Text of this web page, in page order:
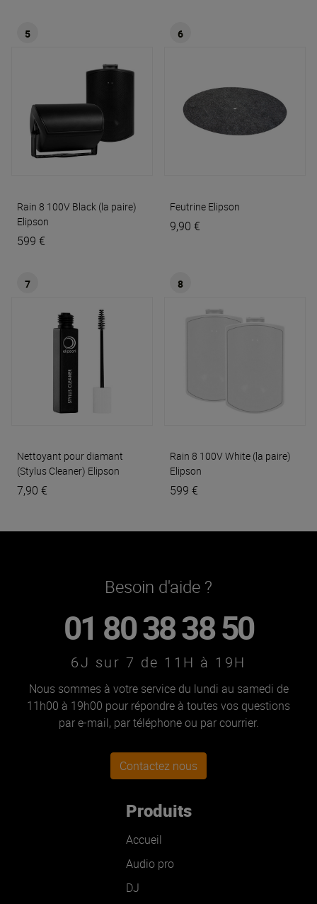
5
Rain 8 100V Black (la paire)
Elipson
599 €
6
Feutrine Elipson
9,90 €
7
Nettoyant pour diamant
(Stylus Cleaner) Elipson
7,90 €
8
Rain 8 100V White (la paire)
Elipson
599 €
Besoin d'aide ?
01 80 38 38 50
6J sur 7 de 11H à 19H
Nous sommes à votre service du lundi au samedi de
11h00 à 19h00 pour répondre à toutes vos questions
par e-mail, par téléphone ou par courrier.
Contactez nous
Produits
Accueil
Audio pro
DJ